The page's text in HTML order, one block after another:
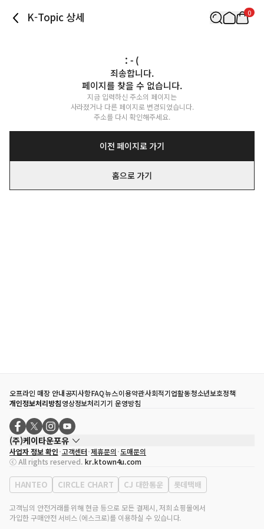
K-Topic 상세 0
: - (
죄송합니다.
페이지를 찾을 수 없습니다.
지금 입력하신 주소의 페이지는
사라졌거나 다른 페이지로 변경되었습니다.
주소를 다시 확인해주세요.
이전 페이지로 가기
홈으로 가기
오프라인 매장 안내공지사항FAQ뉴스이용약관사회적기업활동청소년보호정책
개인정보처리방침영상정보처리기기 운영방침
(주)케이타운포유
대표자
송효민
사업자등록번호
120-87-71116
통신판매업 신고번호 제2011-서울강남-02223
대표전화
02-552-9855
사업자 정보 확인 고객센터 제휴문의 도매문의
ⓒ All rights reserved. kr.ktown4u.com
HANTEO CIRCLE CHART CJ 대한통운 롯데택배
고객님의 안전거래를 위해 현금 등으로 모든 결제시, 저희 쇼핑몰에서
가입한 구매안전 서비스 (에스크로)를 이용하실 수 있습니다.